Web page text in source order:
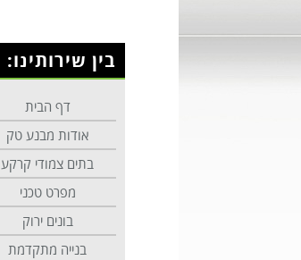
בין שירותינו:
דף הבית
אודות מבנע טק
בתים צמודי קרקע
מפרט טכני
בונים ירוק
בנייה מתקדמת